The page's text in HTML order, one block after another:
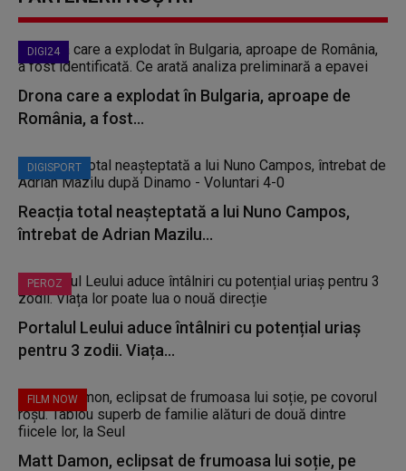
DIGI24
Drona care a explodat în Bulgaria, aproape de
România, a fost...
DIGISPORT
Reacția total neașteptată a lui Nuno Campos,
întrebat de Adrian Mazilu...
PEROZ
Portalul Leului aduce întâlniri cu potențial uriaș
pentru 3 zodii. Viața...
FILM NOW
Matt Damon, eclipsat de frumoasa lui soție, pe